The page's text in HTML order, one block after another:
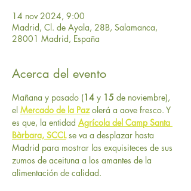
14 nov 2024, 9:00
Madrid, Cl. de Ayala, 28B, Salamanca,
28001 Madrid, España
Acerca del evento
Mañana y pasado (14 y 15 de noviembre),
el Mercado de la Paz olerá a aove fresco. Y
es que, la entidad Agrícola del Camp Santa
Bàrbara, SCCL se va a desplazar hasta
Madrid para mostrar las exquisiteces de sus
zumos de aceituna a los amantes de la
alimentación de calidad.